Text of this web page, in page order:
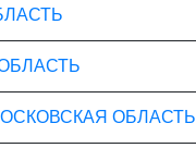
ОБЛАСТЬ